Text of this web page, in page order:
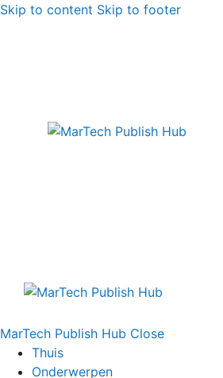
Skip to content Skip to footer
MarTech Publish Hub Close
Thuis
Onderwerpen